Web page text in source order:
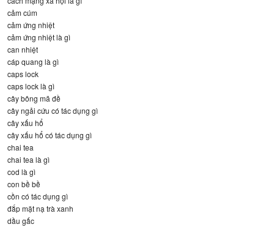
cảm cúm
cảm ứng nhiệt
cảm ứng nhiệt là gì
can nhiệt
cáp quang là gì
caps lock
caps lock là gì
cây bông mã đề
cây ngải cứu có tác dụng gì
cây xấu hổ
cây xấu hổ có tác dụng gì
chai tea
chai tea là gì
cod là gì
con bề bề
cồn có tác dụng gì
đắp mặt nạ trà xanh
dầu gấc